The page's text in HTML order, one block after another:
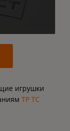
игрушки
ТР ТС